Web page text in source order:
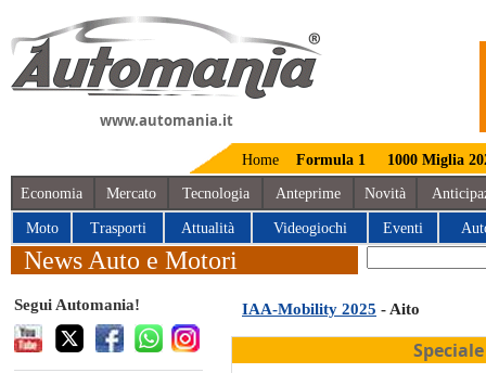
www.automania.it
Home Formula 1 1000 Miglia
Economia Mercato Tecnologia Anteprime Novità
Moto Trasporti Attualità Videogiochi Eventi
News Auto e Motori
Segui Automania! IAA-Mobility 2025 - Aito